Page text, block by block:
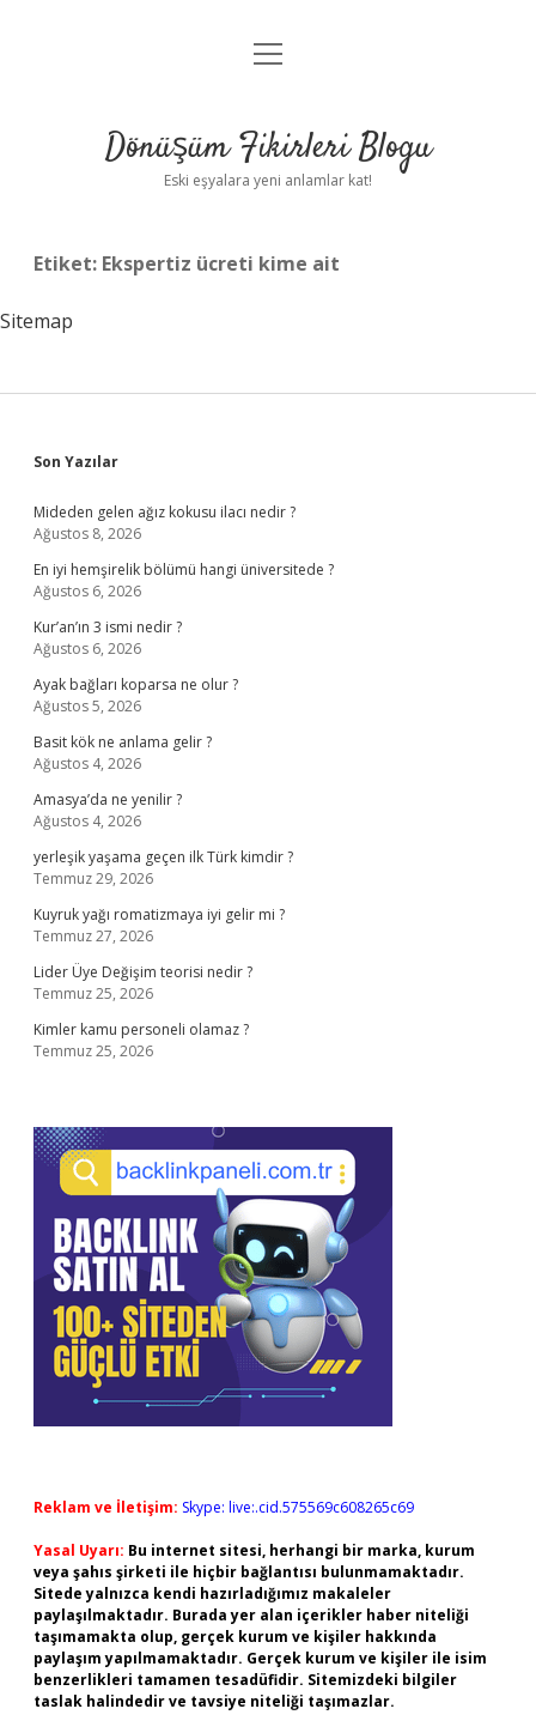
Anasayfa
Yasal Uyarı
menüyü
Dönüşüm Fikirleri Blogu
Eski eşyalara yeni anlamlar kat!
Etiket: Ekspertiz ücreti kime ait
Sitemap
Sidebar
Son Yazılar
Mideden gelen ağız kokusu ilacı nedir ?
Ağustos 8, 2026
En iyi hemşirelik bölümü hangi üniversitede ?
Ağustos 6, 2026
Kur’an’ın 3 ismi nedir ?
Ağustos 6, 2026
Ayak bağları koparsa ne olur ?
Ağustos 5, 2026
Basit kök ne anlama gelir ?
Ağustos 4, 2026
Amasya’da ne yenilir ?
Ağustos 4, 2026
yerleşik yaşama geçen ilk Türk kimdir ?
Temmuz 29, 2026
Kuyruk yağı romatizmaya iyi gelir mi ?
Temmuz 27, 2026
Lider Üye Değişim teorisi nedir ?
Temmuz 25, 2026
Kimler kamu personeli olamaz ?
Temmuz 25, 2026
Reklam ve İletişim: Skype: live:.cid.575569c608265c69
Yasal Uyarı: Bu internet sitesi, herhangi bir marka, kurum
veya şahıs şirketi ile hiçbir bağlantısı bulunmamaktadır.
Sitede yalnızca kendi hazırladığımız makaleler
paylaşılmaktadır. Burada yer alan içerikler haber niteliği
taşımamakta olup, gerçek kurum ve kişiler hakkında
paylaşım yapılmamaktadır. Gerçek kurum ve kişiler ile isim
benzerlikleri tamamen tesadüfidir. Sitemizdeki bilgiler
taslak halindedir ve tavsiye niteliği taşımazlar.